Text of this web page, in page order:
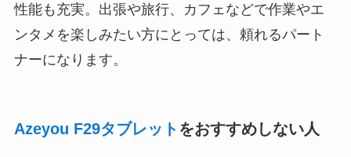
性能も充実。出張や旅行、カフェなどで作業やエ
ンタメを楽しみたい方にとっては、頼れるパート
ナーになります。
Azeyou F29タブレット をおすすめしない人